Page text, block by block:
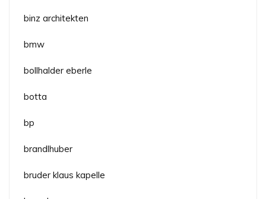
binz architekten
bmw
bollhalder eberle
botta
bp
brandlhuber
bruder klaus kapelle